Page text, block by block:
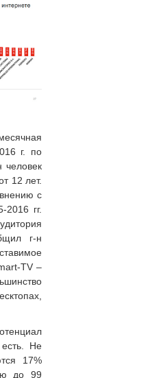
г. по
человек
12 лет.
с
гг.
г-н
TV –
Не
17%
до 99